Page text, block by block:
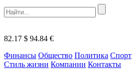
82.17 $ 94.84 €
Финансы Общество Политика Спорт
Стиль жизни Компании Контакты